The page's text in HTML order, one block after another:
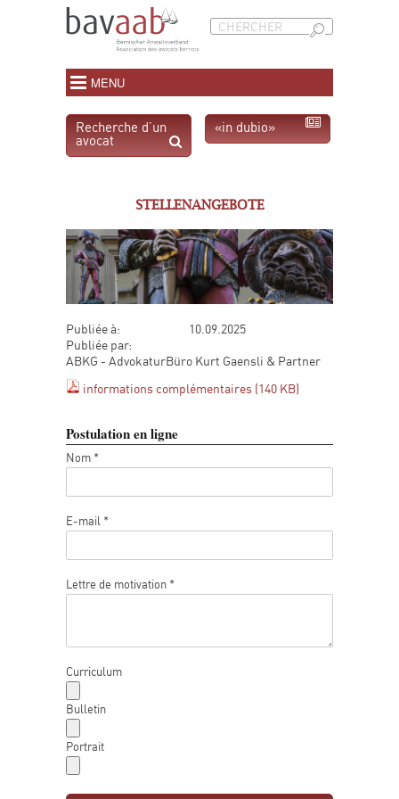
MENU
Recherche d’un
avocat
«in dubio»
STELLENANGEBOTE
Publiée à:
10.09.2025
Publiée par:
ABKG - AdvokaturBüro Kurt Gaensli & Partner
informations complémentaires (140 KB)
Postulation en ligne
Nom *
E-mail *
Lettre de motivation *
Curriculum
Bulletin
Portrait